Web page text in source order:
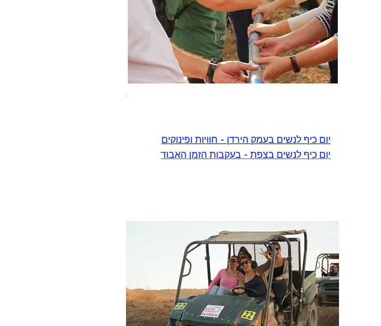
יום כיף לנשים בעמק הירדן - חוויות ופינוקים
יום כיף לנשים בצפת - בעקבות הזמן האבוד